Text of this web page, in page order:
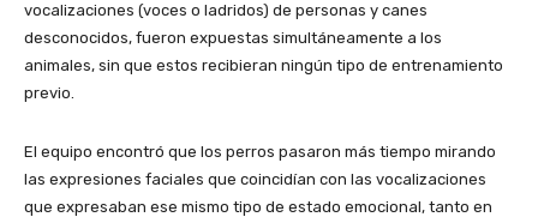
vocalizaciones (voces o ladridos) de personas y canes
desconocidos, fueron expuestas simultáneamente a los
animales, sin que estos recibieran ningún tipo de entrenamiento
previo.
El equipo encontró que los perros pasaron más tiempo mirando
las expresiones faciales que coincidían con las vocalizaciones
que expresaban ese mismo tipo de estado emocional, tanto en